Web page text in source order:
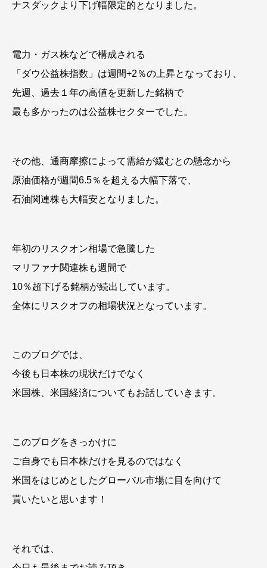
ナスダックより下げ幅限定的となりました。
電力・ガス株などで構成される
「ダウ公益株指数」は週間+2％の上昇となっており、
先週、過去１年の高値を更新した銘柄で
最も多かったのは公益株セクターでした。
その他、通商摩擦によって需給が緩むとの懸念から
原油価格が週間6.5％を超える大幅下落で、
石油関連株も大幅安となりました。
年初のリスクオン相場で急騰した
マリファナ関連株も週間で
10％超下げる銘柄が続出しています。
全体にリスクオフの相場状況となっています。
このブログでは、
今後も日本株の現状だけでなく
米国株、米国経済についてもお話していきます。
このブログをきっかけに
ご自身でも日本株だけを見るのではなく
米国をはじめとしたグローバル市場に目を向けて
貰いたいと思います！
それでは、